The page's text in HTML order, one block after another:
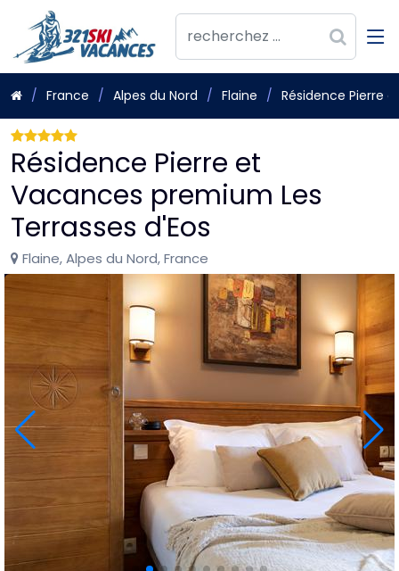
France Alpes du Nord Flaine Résidence Pierre
Résidence Pierre et
Vacances premium Les
Terrasses d'Eos
Flaine, Alpes du Nord, France